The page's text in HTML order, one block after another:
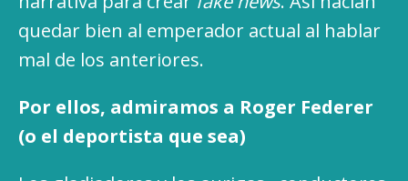
quedar bien al emperador actual al hablar
mal de los anteriores.
Por ellos, admiramos a Roger Federer
(o el deportista que sea)